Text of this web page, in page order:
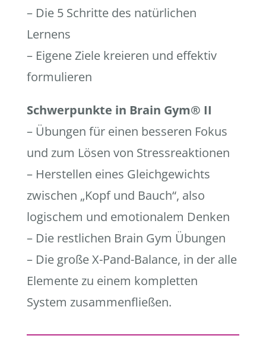
– Die 5 Schritte des natürlichen
Lernens
– Eigene Ziele kreieren und effektiv
formulieren
Schwerpunkte in Brain Gym® II
– Übungen für einen besseren Fokus
und zum Lösen von Stressreaktionen
– Herstellen eines Gleichgewichts
zwischen „Kopf und Bauch“, also
logischem und emotionalem Denken
– Die restlichen Brain Gym Übungen
– Die große X-Pand-Balance, in der alle
Elemente zu einem kompletten
System zusammenfließen.